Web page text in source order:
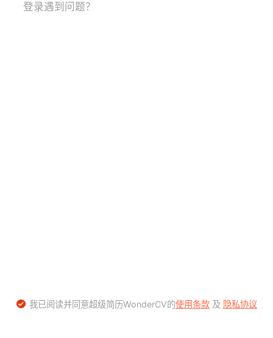
登录遇到问题？
我已阅读并同意超级简历WonderCV的使用条款及 隐私协议